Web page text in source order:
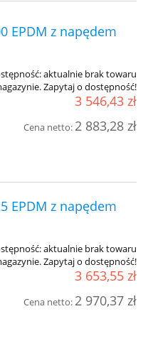
EPDM z napędem
aktualnie brak towaru
Zapytaj o dostępność!
3 546,43 zł
Cena netto: 2 883,28 zł
EPDM z napędem
aktualnie brak towaru
Zapytaj o dostępność!
3 653,55 zł
Cena netto: 2 970,37 zł